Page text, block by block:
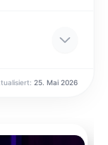
25. Mai 2026